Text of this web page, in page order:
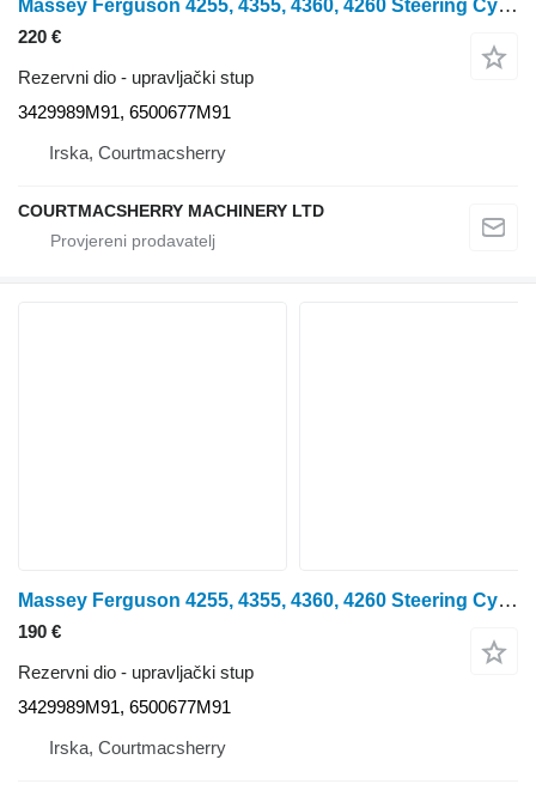
Massey Ferguson 4255, 4355, 4360, 4260 Steering Cylinder Ram 3429989m91 3429989M91 upravljački stup
220 €
Rezervni dio - upravljački stup
3429989M91, 6500677M91
Irska, Courtmacsherry
COURTMACSHERRY MACHINERY LTD
Massey Ferguson 4255, 4355, 4360, 4260 Steering Cylinder Ram 3429989m91 3429989M91 upravljački stup
190 €
Rezervni dio - upravljački stup
3429989M91, 6500677M91
Irska, Courtmacsherry